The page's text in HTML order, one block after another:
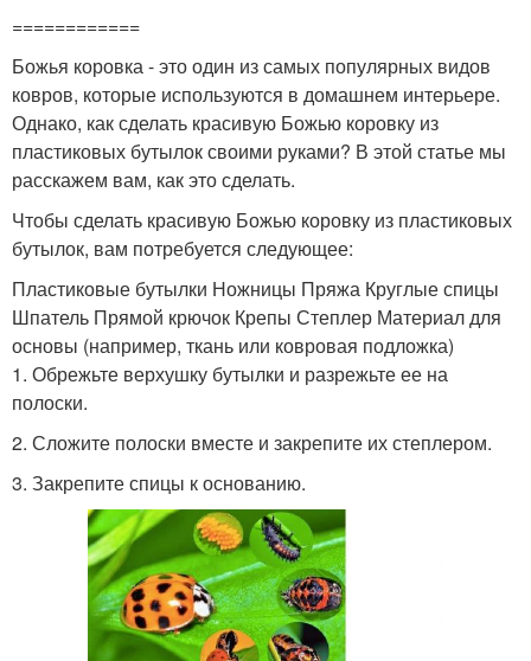
============
Божья коровка - это один из самых популярных видов
ковров, которые используются в домашнем интерьере.
Однако, как сделать красивую Божью коровку из
пластиковых бутылок своими руками? В этой статье мы
расскажем вам, как это сделать.
Чтобы сделать красивую Божью коровку из пластиковых
бутылок, вам потребуется следующее:
Пластиковые бутылки Ножницы Пряжа Круглые спицы
Шпатель Прямой крючок Крепы Степлер Материал для
основы (например, ткань или ковровая подложка)
1. Обрежьте верхушку бутылки и разрежьте ее на
полоски.
2. Сложите полоски вместе и закрепите их степлером.
3. Закрепите спицы к основанию.